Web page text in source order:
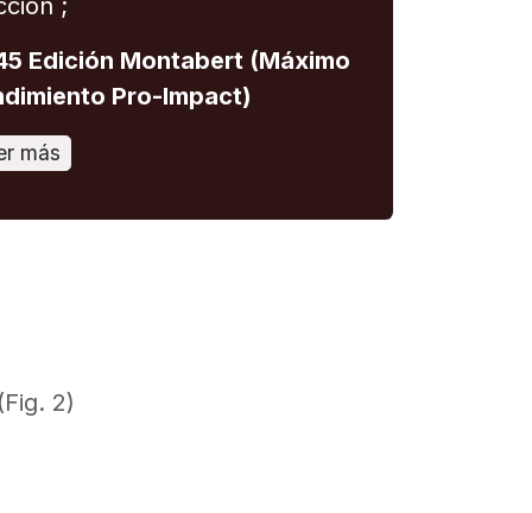
;
Edición Montabert (Máximo
Pro-Impact)
más
2)